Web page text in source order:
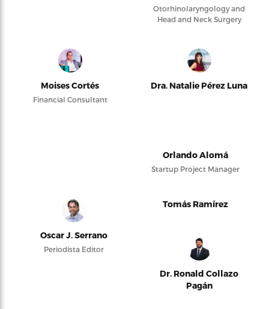
Otorhinolaryngology and
Head and Neck Surgery
Moises Cortés
Financial Consultant
Dra. Natalie Pérez Luna
Orlando Alomá
Startup Project Manager
Oscar J. Serrano
Periodista Editor
Tomás Ramírez
Dr. Ronald Collazo
Pagán